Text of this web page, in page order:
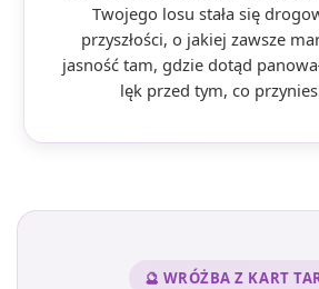
Twojego losu stała się
przyszłości, o jakiej zawsze
jasność tam, gdzie dotąd
lęk przed tym, co
🔮 WRÓŻBA Z KART